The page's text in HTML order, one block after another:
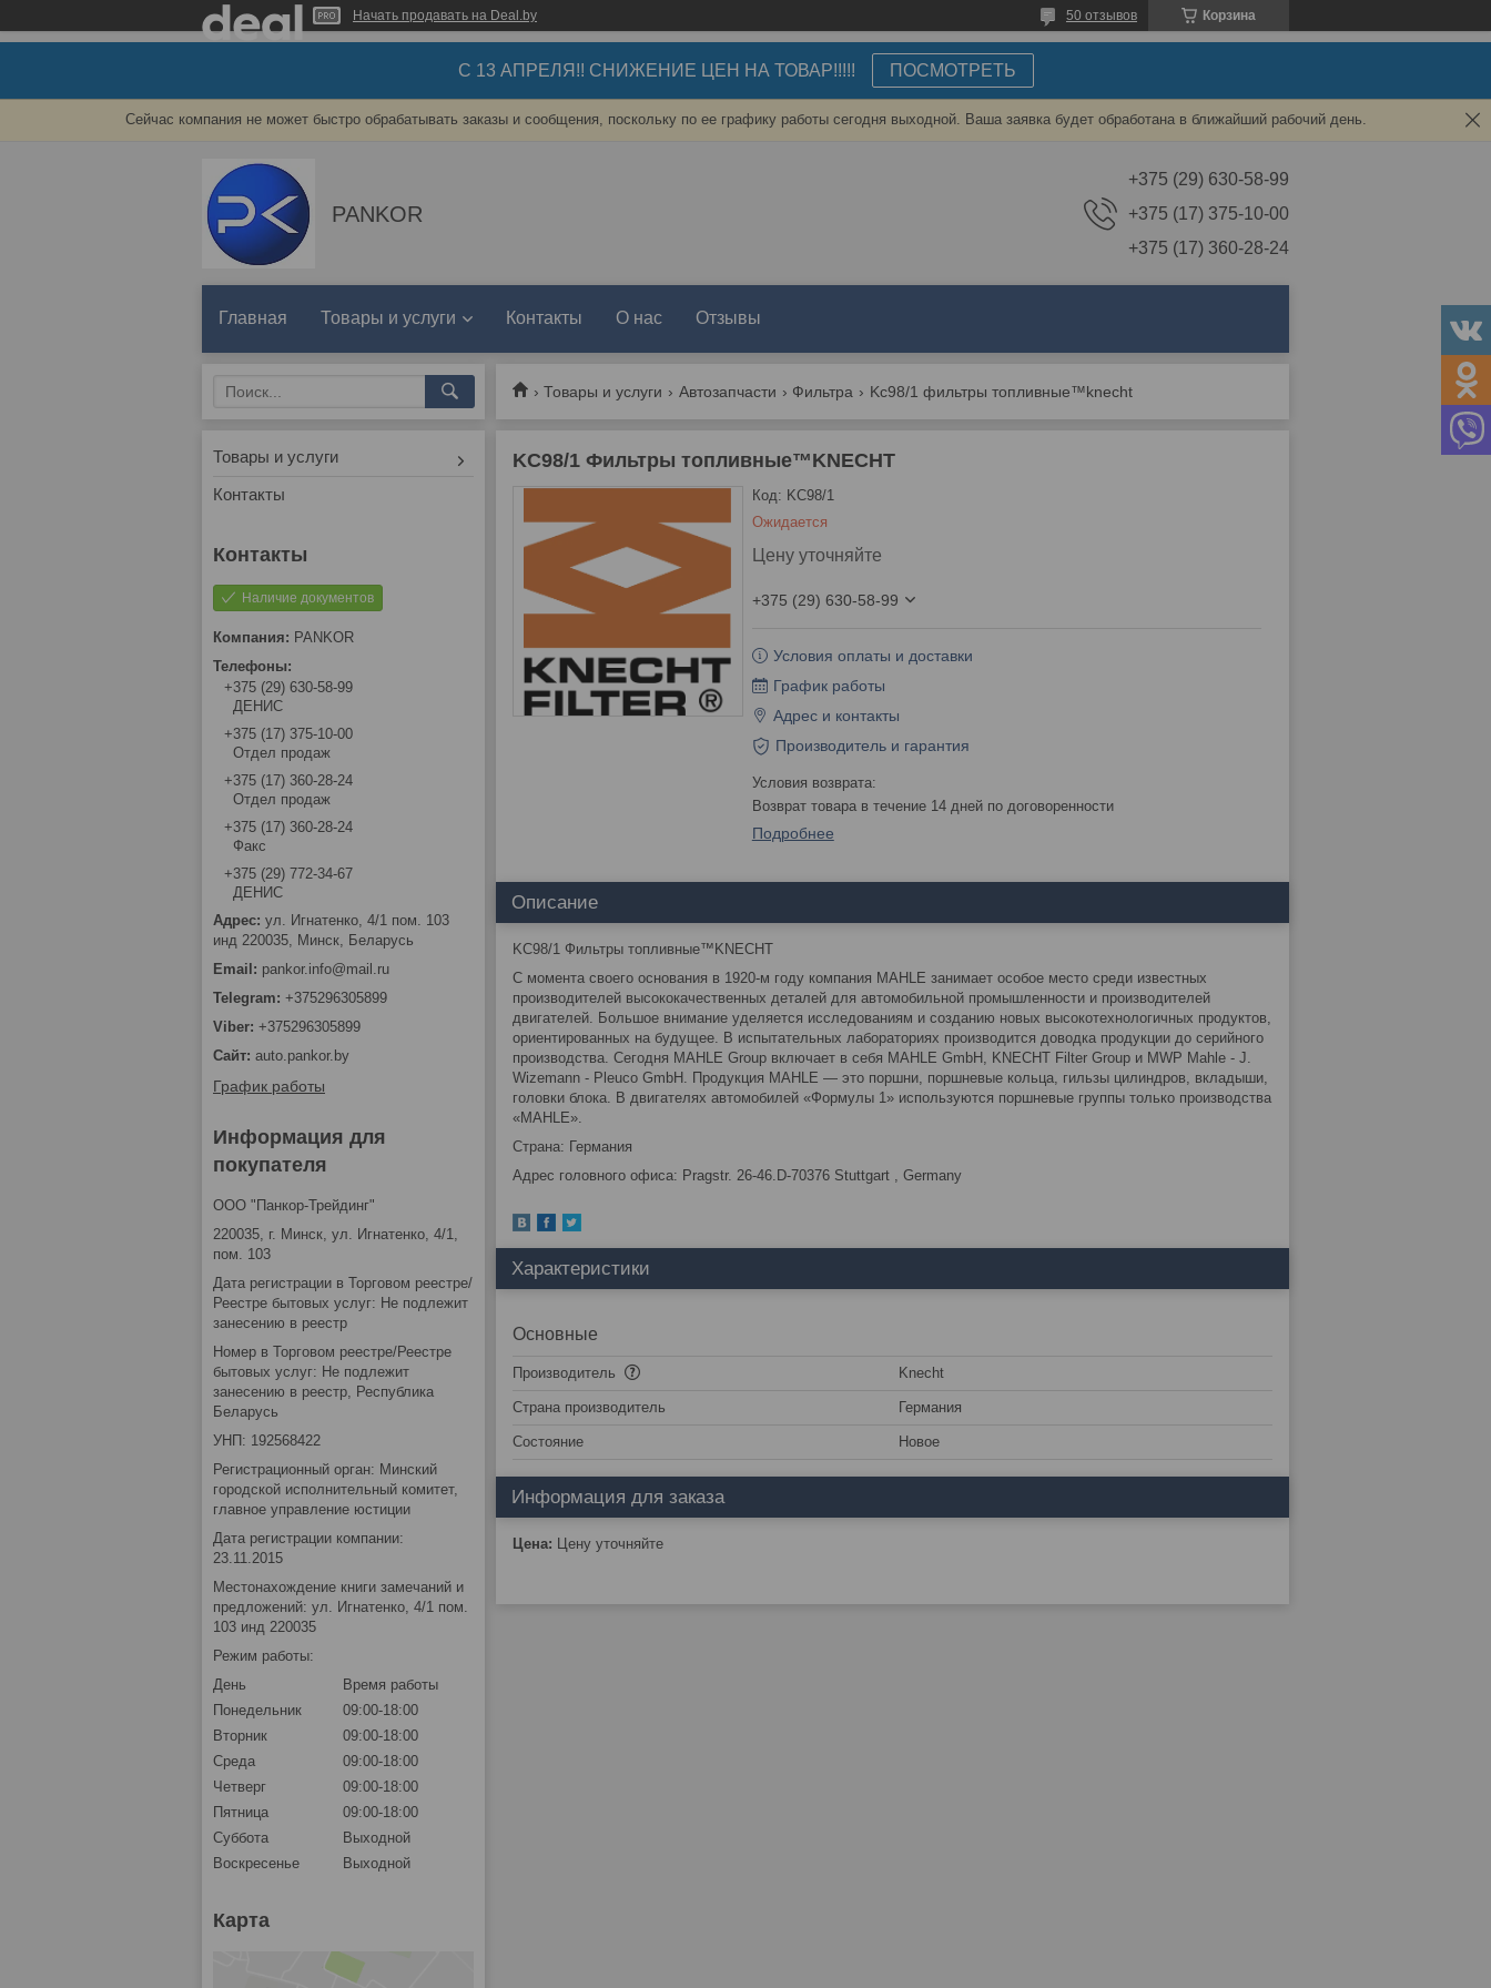
Начать продавать на Deal.by Корзина
50 отзывов
С 13 АПРЕЛЯ!! СНИЖЕНИЕ ЦЕН НА ТОВАР!!!!! ПОСМОТРЕТЬ
Сейчас компания не может быстро обрабатывать заказы и сообщения, поскольку по ее графику работы сегодня выходной. Ваша заявка будет обработана в ближайший рабочий день.
PANKOR
+375 (29) 630-58-99
+375 (17) 375-10-00
+375 (17) 360-28-24
Главная Товары и услуги Контакты О нас Отзывы
Товары и услуги Автозапчасти Фильтра Kc98/1 фильтры топливные™knecht
KC98/1 Фильтры топливные™KNECHT
Ожидается
Код: KC98/1
Цену уточняйте
+375 (29) 630-58-99
Условия оплаты и доставки
График работы
Адрес и контакты
Производитель и гарантия
возврат товара в течение 14 дней по договоренности
Подробнее
Описание
KC98/1 Фильтры топливные™KNECHT
С момента своего основания в 1920-м году компания MAHLE занимает особое место среди известных
производителей высококачественных деталей для автомобильной промышленности и производителей
двигателей. Большое внимание уделяется исследованиям и созданию новых высокотехнологичных продуктов,
ориентированных на будущее. В испытательных лабораториях производится доводка продукции до серийного
производства. Сегодня MAHLE Group включает в себя MAHLE GmbH, KNECHT Filter Group и MWP Mahle - J.
Wizemann - Pleuco GmbH. Продукция MAHLE — это поршни, поршневые кольца, гильзы цилиндров, вкладыши,
головки блока. В двигателях автомобилей «Формулы 1» используются поршневые группы только производства
«MAHLE».
Страна: Германия
Адрес головного офиса: Pragstr. 26-46.D-70376 Stuttgart , Germany
Характеристики
Основные
Производитель Knecht
Страна производитель Германия
Состояние Новое
Информация для заказа
Цена: Цену уточняйте
Товары и услуги
Контакты
Наличие документов
PANKOR
+375 (29) 630-58-99
ДЕНИС
+375 (17) 375-10-00
Отдел продаж
+375 (17) 360-28-24
Отдел продаж
+375 (17) 360-28-24
Факс
+375 (29) 772-34-67
ДЕНИС
ул. Игнатенко, 4/1 пом. 103
инд 220035, Минск, Беларусь
pankor.info@mail.ru
+375296305899
+375296305899
auto.pankor.by
График работы
Информация для
покупателя
ООО "Панкор-Трейдинг"
220035, г. Минск, ул. Игнатенко, 4/1,
пом. 103
Дата регистрации в Торговом реестре/
Реестре бытовых услуг: Не подлежит
занесению в реестр
Номер в Торговом реестре/Реестре
бытовых услуг: Не подлежит
занесению в реестр, Республика
Беларусь
УНП: 192568422
Регистрационный орган: Минский
городской исполнительный комитет,
главное управление юстиции
Дата регистрации компании:
23.11.2015
Местонахождение книги замечаний и
предложений: ул. Игнатенко, 4/1 пом.
103 инд 220035
Режим работы:
День
Время работы
Понедельник
09:00-18:00
Вторник
09:00-18:00
Среда
09:00-18:00
Четверг
09:00-18:00
Пятница
09:00-18:00
Суббота
Выходной
Воскресенье
Выходной
Карта